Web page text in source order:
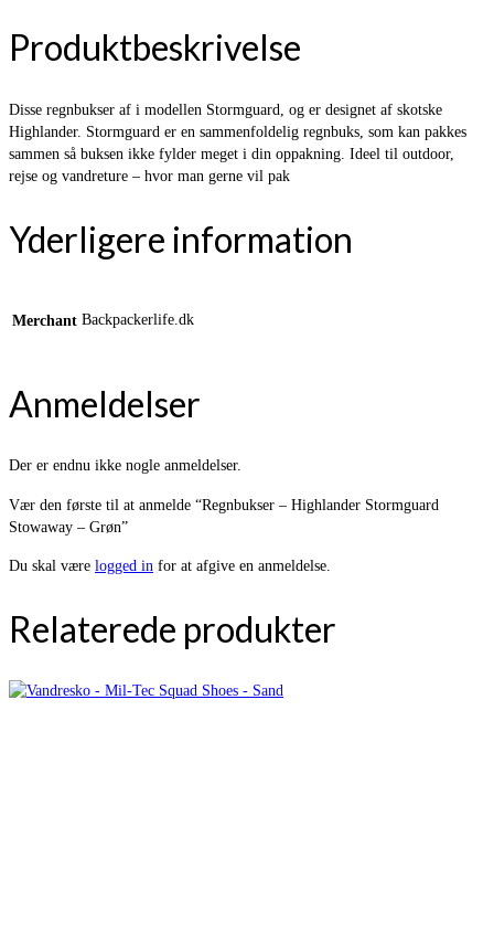
Produktbeskrivelse
Disse regnbukser af i modellen Stormguard, og er designet af skotske
Highlander. Stormguard er en sammenfoldelig regnbuks, som kan pakkes
sammen så buksen ikke fylder meget i din oppakning. Ideel til outdoor,
rejse og vandreture – hvor man gerne vil pak
Yderligere information
Merchant Backpackerlife.dk
Anmeldelser
Der er endnu ikke nogle anmeldelser.
Vær den første til at anmelde “Regnbukser – Highlander Stormguard
Stowaway – Grøn”
Du skal være logged in for at afgive en anmeldelse.
Relaterede produkter